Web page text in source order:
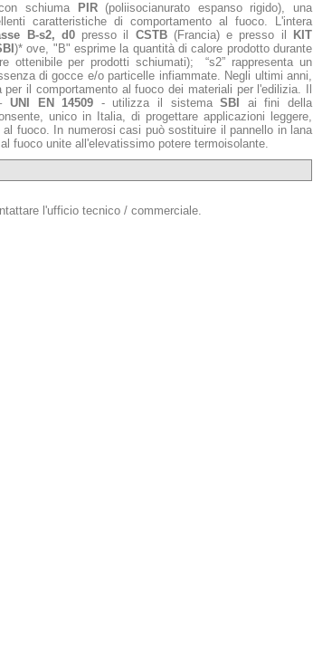
schiuma PIR(poliisocianurato espanso rigido), una
caratteristiche di comportamento al fuoco. L'intera
B-s2, d0presso il CSTB(Francia) e presso il
KIT
)* ove, "B" esprime la quantità di calore prodotto durante
per prodotti schiumati); “s2” rappresenta un
di gocce e/o particelle infiammate. Negli ultimi anni,
il comportamento al fuoco dei materiali per l'edilizia. Il
UNI EN 14509 - utilizza il sistemaSBI
ai fini della
unico in Italia, di progettare applicazioni leggere,
fuoco. In numerosi casi può sostituire il pannello in lana
fuoco unite all'elevatissimo potere termoisolante.
l'ufficio tecnico / commerciale.